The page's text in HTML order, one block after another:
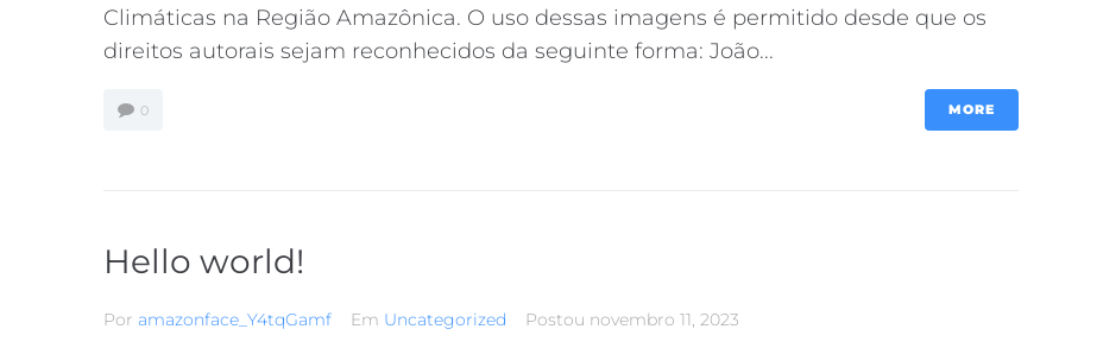
Climáticas na Região Amazônica. O uso dessas imagens é permitido desde que os
direitos autorais sejam reconhecidos da seguinte forma: João...
0 MORE
Hello world!
Por amazonface_Y4tqGamf Em Uncategorized Postou novembro 11, 2023